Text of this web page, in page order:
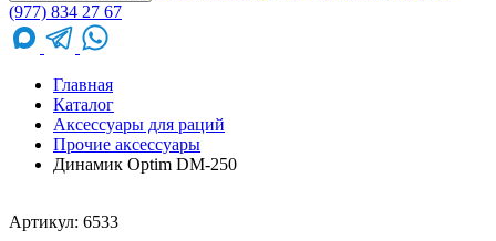
(977) 834 27 67
Главная
Каталог
Аксессуары для раций
Прочие аксессуары
Динамик Optim DM-250
Артикул: 6533